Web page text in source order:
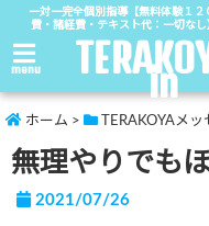
一対一完全個別指導【無料体験１
費・諸経費・テキスト代：一切な
menu in
ホーム > TERAKOYAメッ
無理やりでも
2021/07/26